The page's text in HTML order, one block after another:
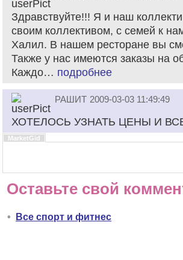
Здравствуйте!!! Я и наш
своим коллективом, с семей к
Халил. В нашем ресторане вы
Также у нас имеются заказы на
Каждо… подробнее
РАШИТ 2009-03-03 11:49:49
ХОТЕЛОСЬ УЗНАТЬ ЦЕНЫ И
MarketGid
Оставьте свой
• Все спорт и фитнес